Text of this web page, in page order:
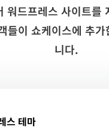
워드프레스 사이트를
들이 쇼케이스에 추
니다.
스 테마